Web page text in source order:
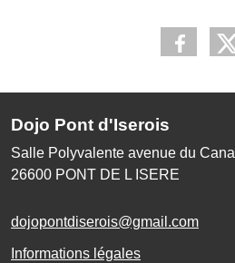
Dojo Pont d'Iserois
Salle Polyvalente avenue du Canal
26600 PONT DE L ISERE
dojopontdiserois@gmail.com
Informations légales